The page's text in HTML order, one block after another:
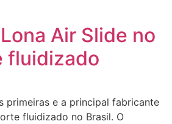
Air Slide no
fluidizado
primeiras e a principal fabricante
fluidizado no Brasil. O